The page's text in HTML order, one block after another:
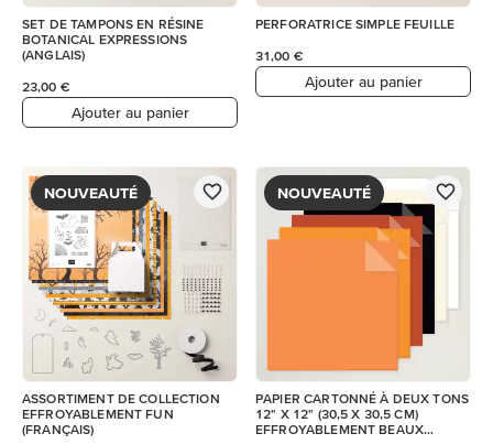
SET DE TAMPONS EN RÉSINE
BOTANICAL EXPRESSIONS
(ANGLAIS)
23,00 €
Ajouter au panier
PERFORATRICE SIMPLE FEUILLE
31,00 €
Ajouter au panier
NOUVEAUTÉ
ASSORTIMENT DE COLLECTION
EFFROYABLEMENT FUN
(FRANÇAIS)
NOUVEAUTÉ
PAPIER CARTONNÉ À DEUX TONS
12" X 12" (30,5 X 30,5 CM)
EFFROYABLEMENT BEAUX